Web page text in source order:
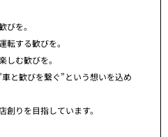
びを。
転する歓びを。
しむ歓びを。
と歓びを繋ぐ”という想いを込め
りを目指しています。